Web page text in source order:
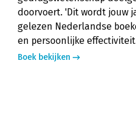
doorvoert. 'Dit wordt jouw
gelezen Nederlandse
en persoonlijke
Boek bekijken